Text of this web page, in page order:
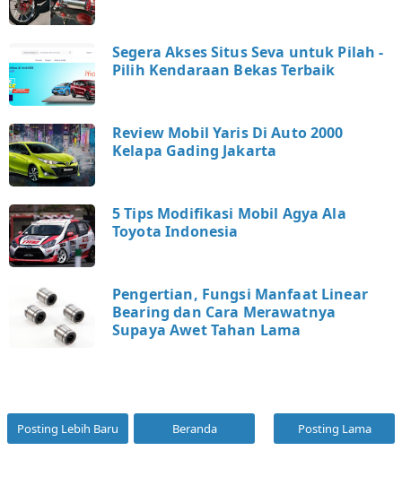
Segera Akses Situs Seva untuk Pilah -
Pilih Kendaraan Bekas Terbaik
Review Mobil Yaris Di Auto 2000
Kelapa Gading Jakarta
5 Tips Modifikasi Mobil Agya Ala
Toyota Indonesia
Pengertian, Fungsi Manfaat Linear
Bearing dan Cara Merawatnya
Supaya Awet Tahan Lama
Posting Lebih Baru Beranda Posting Lama